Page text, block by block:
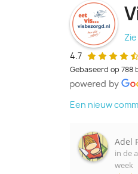
4.7
Gebaseerd op 788
Een nieuw
Adel
in de
week